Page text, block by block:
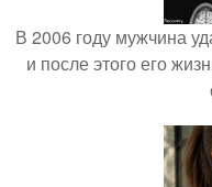
В 2006 году мужчина
и после этого его